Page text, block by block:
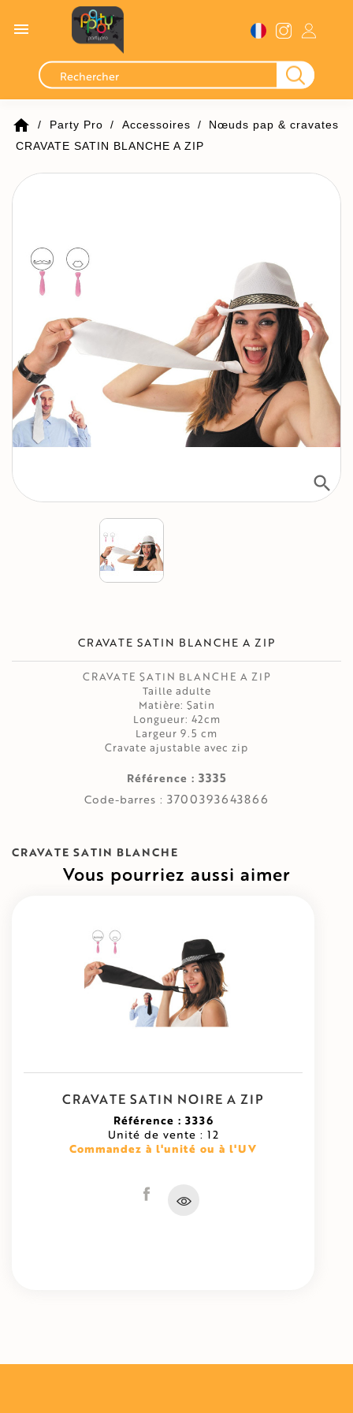

home Party Pro Accessoires
Nœuds pap & cravates
CRAVATE SATIN BLANCHE A ZIP
search
CRAVATE SATIN BLANCHE A ZIP
CRAVATE SATIN BLANCHE A ZIP
Taille adulte
Matière: Satin
Longueur: 42cm
Largeur 9.5 cm
Cravate ajustable avec zip
Référence : 3335
Code-barres : 3700393643866
CRAVATE SATIN BLANCHE
Vous pourriez aussi aimer
CRAVATE SATIN NOIRE A ZIP
Référence : 3336
Unité de vente : 12
Commandez à l'unité ou à l'UV